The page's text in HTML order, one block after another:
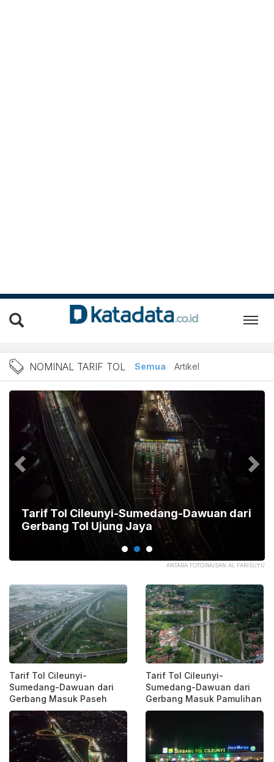
Berita nominal tarif tol
NOMINAL TARIF TOL Semua Artikel
ANTARA FOTO/RAISAN AL FARISI/YU
Tarif Tol Cileunyi-Sumedang-Dawuan dari
Gerbang Tol Ujung Jaya
Tarif Tol Cileunyi-
Sumedang-Dawuan dari
Gerbang Masuk Paseh
Tarif Tol Cileunyi-
Sumedang-Dawuan dari
Gerbang Masuk Pamulihan